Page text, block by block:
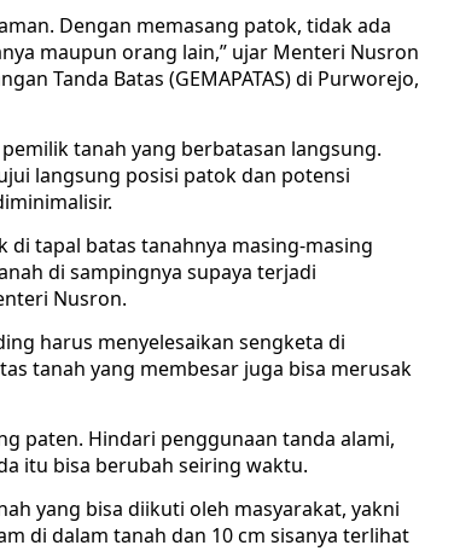
Dengan memasang patok, tidak ada
maupun orang lain,” ujar Menteri Nusron
Tanda Batas (GEMAPATAS) di Purworejo,
tanah yang berbatasan langsung.
langsung posisi patok dan potensi
di tapal batas tanahnya masing-masing
di sampingnya supaya terjadi
Nusron.
harus menyelesaikan sengketa di
tanah yang membesar juga bisa merusak
paten. Hindari penggunaan tanda alami,
itu bisa berubah seiring waktu.
yang bisa diikuti oleh masyarakat, yakni
di dalam tanah dan 10 cm sisanya terlihat